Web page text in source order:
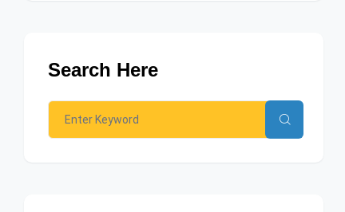
Search Here